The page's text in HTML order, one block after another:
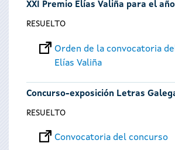
XXI Premio Elías Valiña para el
RESUELTO
Orden de la convocatoria
Elías Valiña
Concurso-exposición Letras
RESUELTO
Convocatoria del concurso